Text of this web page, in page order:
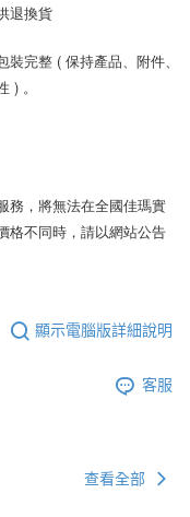
退換貨
完整 ( 保持產品、附件、
) 。
務，將無法在全國佳瑪實
格不同時，請以網站公告
顯示電腦版詳細說明
客服
查看全部